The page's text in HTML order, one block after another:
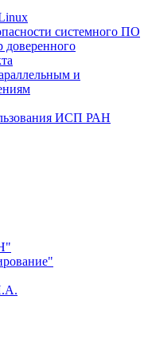
системного ПО
доверенного
и
ИСП РАН